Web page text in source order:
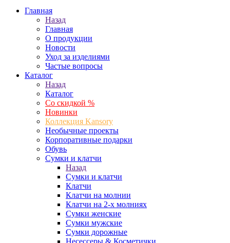
Главная
Назад
Главная
О продукции
Новости
Уход за изделиями
Частые вопросы
Каталог
Назад
Каталог
Со скидкой %
Новинки
Коллекция Kansory
Необычные проекты
Корпоративные подарки
Обувь
Сумки и клатчи
Назад
Сумки и клатчи
Клатчи
Клатчи на молнии
Клатчи на 2-х молниях
Сумки женские
Сумки мужские
Сумки дорожные